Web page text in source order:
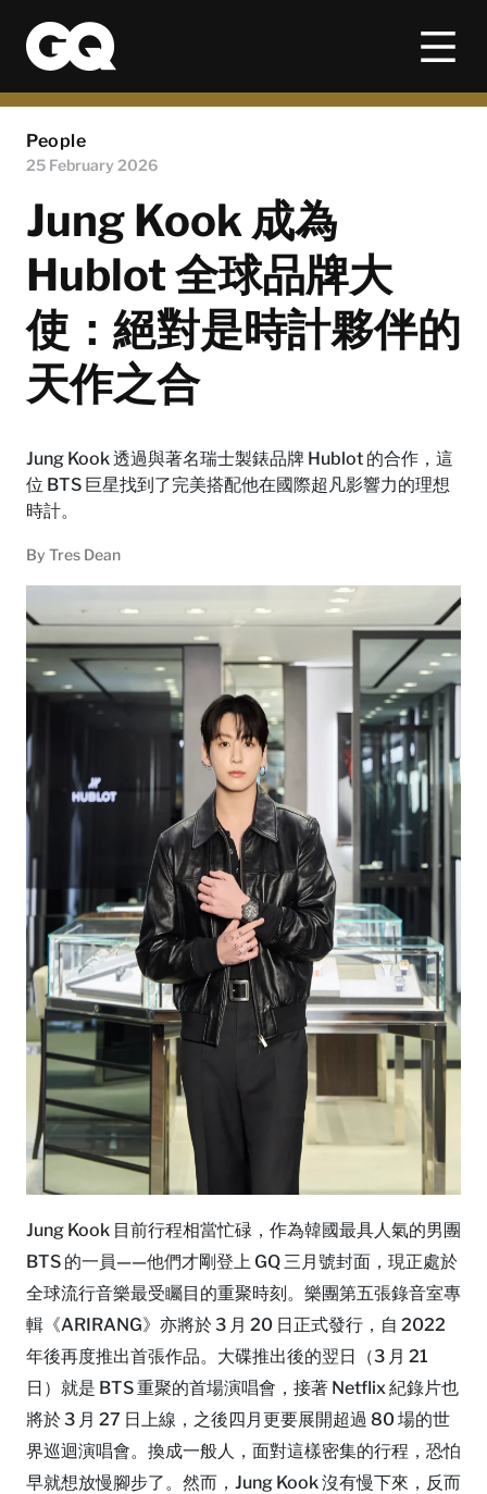
People
25 February 2026
Jung Kook 成為
Hublot 全球品牌大
使：絕對是時計夥伴的
天作之合
Jung Kook 透過與著名瑞士製錶品牌 Hublot 的合作，這
位 BTS 巨星找到了完美搭配他在國際超凡影響力的理想
時計。
By Tres Dean
Jung Kook 目前行程相當忙碌，作為韓國最具人氣的男團
BTS 的一員——他們才剛登上 GQ 三月號封面，現正處於
全球流行音樂最受矚目的重聚時刻。樂團第五張錄音室專
輯《ARIRANG》亦將於 3 月 20 日正式發行，自 2022
年後再度推出首張作品。大碟推出後的翌日（3 月 21
日）就是 BTS 重聚的首場演唱會，接著 Netflix 紀錄片也
將於 3 月 27 日上線，之後四月更要展開超過 80 場的世
界巡迴演唱會。換成一般人，面對這樣密集的行程，恐怕
早就想放慢腳步了。然而，Jung Kook 沒有慢下來，反而